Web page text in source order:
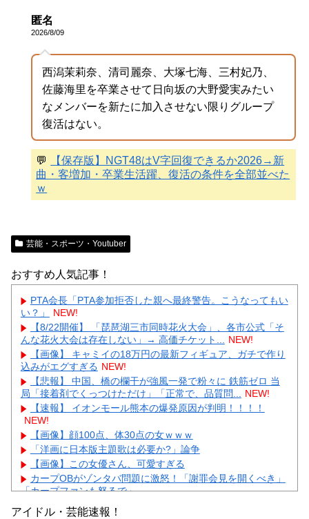
匿名
2026/8/09
西潟茉莉奈、清司麗奈、大塚七海、三村妃乃、
佐藤海里を卒業させて日向坂の大野愛実みたい
なメンバーを新たに加入させない限りグループ
復活はない。
💬
【保存版】NGT48はV字回復できるか2026→新
曲・客増加・卒業生活躍、復活の条件を全部並べた
ｗ
芸能・スポーツ・Youtuber
おすすめ人気記事！
PTA会長「PTA参加拒否した親へ最終警告。こうなってもい
い？」
NEW!
【8/22開催】 「琵琶湖三市同時花火大会」、各市公式「そ
んな花火大会は存在しない」→ 高価チケット...
NEW!
【画像】 キャミイの18万円の最新フィギュア、ガチで作り
込みがエグすぎる NEW!
【悲報】 中国、橋の欄干が強風一発で粉々に 鉄筋ゼロ 当
局「接着剤でくっつけただけ」「正常で、品質問...
NEW!
【速報】 イオンモール熊本の爆発原因が判明！！！！
NEW!
【画像】顔100点、体30点の女ｗｗｗ
「洋画に日本版主題歌は必要か?」論争
【画像】この女優さん、可愛すぎる
カープOBがゾンタバ問題に激怒！「謝罪会見を開くべき」
「カープファンも怒るで」
【画像】顔100点、体30点の女ｗｗｗ
アイドル・芸能速報！